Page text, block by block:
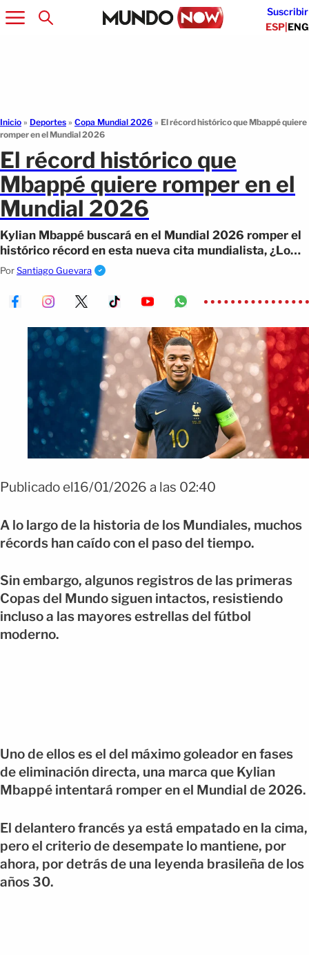
Suscribir
ESP|ENG
Inicio » Deportes » Copa Mundial 2026 » El récord histórico que Mbappé quiere
romper en el Mundial 2026
El récord histórico que
Mbappé quiere romper en el
Mundial 2026
Kylian Mbappé buscará en el Mundial 2026 romper el
histórico récord en esta nueva cita mundialista, ¿Lo
logrará?
PorSantiago Guevara
Publicado el16/01/2026 a las 02:40
A lo largo de la historia de los Mundiales, muchos
récords han caído con el paso del tiempo.
Sin embargo, algunos registros de las primeras
Copas del Mundo siguen intactos, resistiendo
incluso a las mayores estrellas del fútbol
moderno.
Uno de ellos es el del máximo goleador en fases
de eliminación directa, una marca que Kylian
Mbappé intentará romper en el Mundial de 2026.
El delantero francés ya está empatado en la cima,
pero el criterio de desempate lo mantiene, por
ahora, por detrás de una leyenda brasileña de los
años 30.